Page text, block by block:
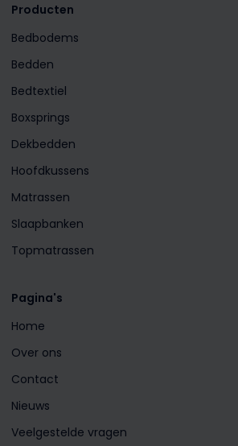
Producten
Bedbodems
Bedden
Bedtextiel
Boxsprings
Dekbedden
Hoofdkussens
Matrassen
Slaapbanken
Topmatrassen
Pagina's
Home
Over ons
Contact
Nieuws
Veelgestelde vragen